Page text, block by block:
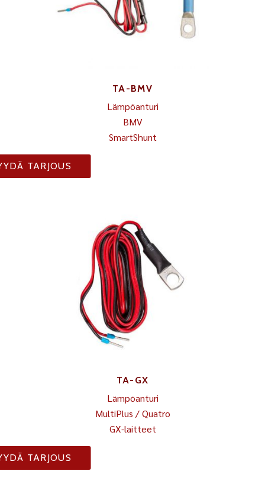
TA-BMV
Lämpöanturi
BMV
SmartShunt
TARJOUS
TA-GX
Lämpöanturi
MultiPlus / Quatro
GX-laitteet
TARJOUS